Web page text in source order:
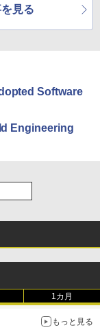
台
| オンライ
| 16GBストレ
大8週間持続バッ
レイ、64GBスト
見る
Software
Engineering
1カ月
もっと見る